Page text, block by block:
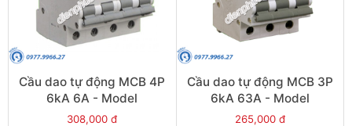
Cầu dao tự động MCB 4P
6kA 6A - Model
PS45S/C4006
308,000 đ
Cầu dao tự động MCB 3P
6kA 63A - Model
PS45S/C3063
265,000 đ